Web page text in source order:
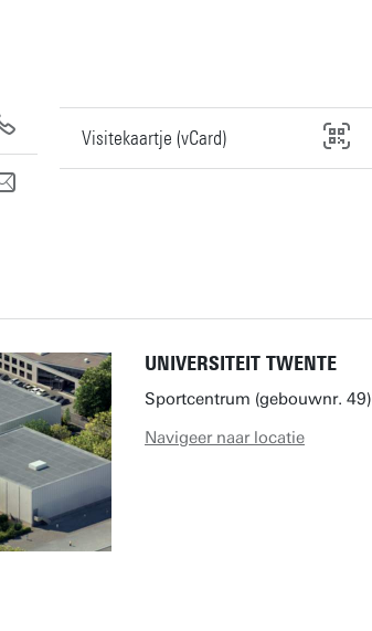
Visitekaartje (vCard)
UNIVERSITEIT TWENTE
Sportcentrum (gebouwnr. 49)
Navigeer naar locatie